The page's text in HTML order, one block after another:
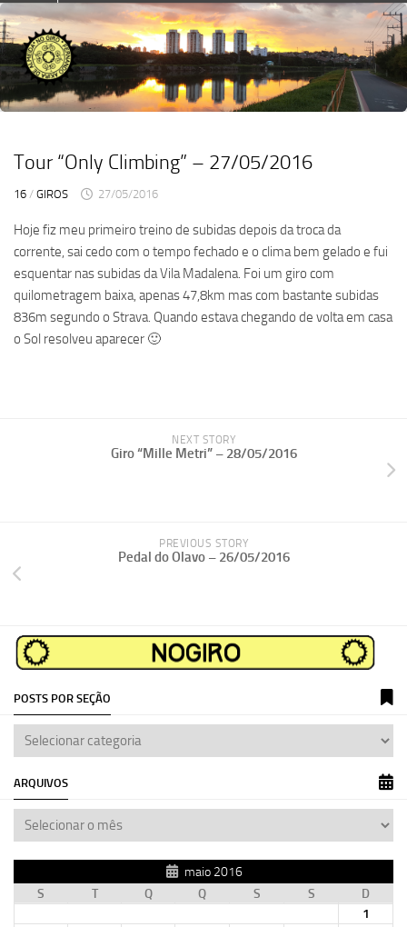
Skip
to
content
Tour “Only Climbing” – 27/05/2016
16 / GIROS 27/05/2016
Hoje fiz meu primeiro treino de subidas depois da troca da
corrente, sai cedo com o tempo fechado e o clima bem gelado e fui
esquentar nas subidas da Vila Madalena. Foi um giro com
quilometragem baixa, apenas 47,8km mas com bastante subidas
836m segundo o Strava. Quando estava chegando de volta em casa
o Sol resolveu aparecer 🙂
NEXT STORY
Giro “Mille Metri” – 28/05/2016
PREVIOUS STORY
Pedal do Olavo – 26/05/2016
POSTS POR SEÇÃO
ARQUIVOS
maio 2016
S
T Q Q S S
D
1